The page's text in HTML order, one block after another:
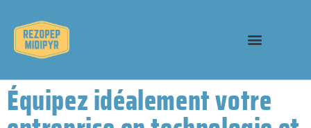
Équipez idéalement votre